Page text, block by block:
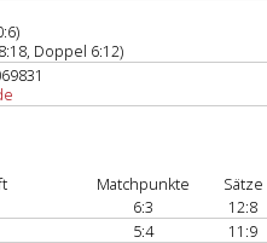
Doppel 6:12)
Matchpunkte Sätze
6:3 12:8
5:4 11:9